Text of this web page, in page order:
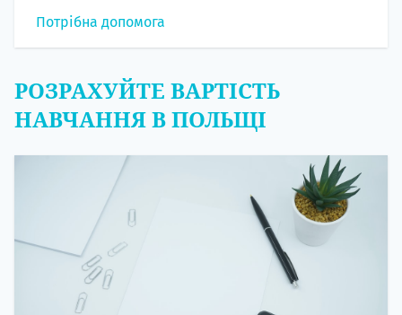
Потрібна допомога
РОЗРАХУЙТЕ ВАРТІСТЬ
НАВЧАННЯ В ПОЛЬЩІ